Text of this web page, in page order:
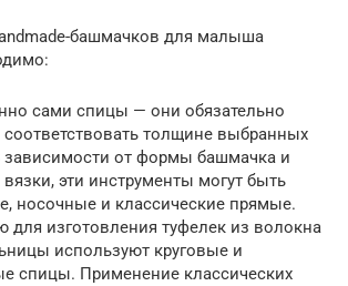
башмачков для малыша
сами спицы — они обязательно
толщине выбранных
зависимости от формы башмачка и
эти инструменты могут быть
носочные и классические прямые.
для изготовления туфелек из волокна
используют круговые и
спицы. Применение классических